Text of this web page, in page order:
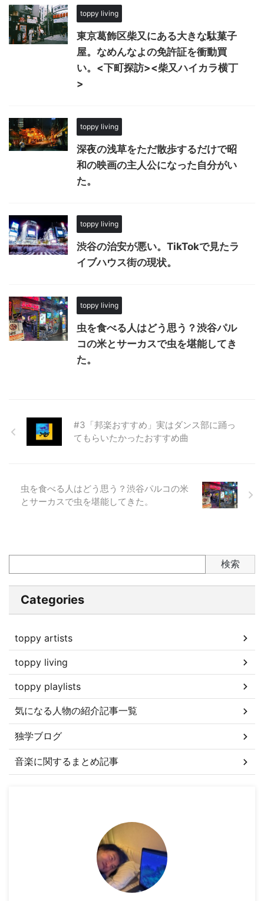
toppy living
東京葛飾区柴又にある大きな駄菓子
屋。なめんなよの免許証を衝動買
い。<下町探訪><柴又ハイカラ横丁
>
toppy living
深夜の浅草をただ散歩するだけで昭
和の映画の主人公になった自分がい
た。
toppy living
渋谷の治安が悪い。TikTokで見たラ
イブハウス街の現状。
toppy living
虫を食べる人はどう思う？渋谷パル
コの米とサーカスで虫を堪能してき
た。
#3「邦楽おすすめ」実はダンス部に踊っ
てもらいたかったおすすめ曲
虫を食べる人はどう思う？渋谷パルコの米
とサーカスで虫を堪能してきた。
検索
Categories
toppy artists
toppy living
toppy playlists
気になる人物の紹介記事一覧
独学ブログ
音楽に関するまとめ記事